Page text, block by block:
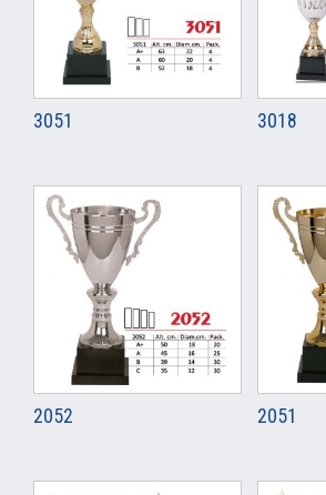
3051 3018
2052 2051